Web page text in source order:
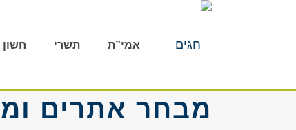
אמי”ת תשרי חשון
מבחר אתרים